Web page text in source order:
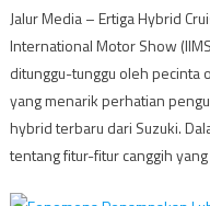
Jalur Media – Ertiga Hybrid
International Motor Show
ditunggu-tunggu oleh pecinta
yang menarik perhatian
hybrid terbaru dari Suzuki.
tentang fitur-fitur canggih